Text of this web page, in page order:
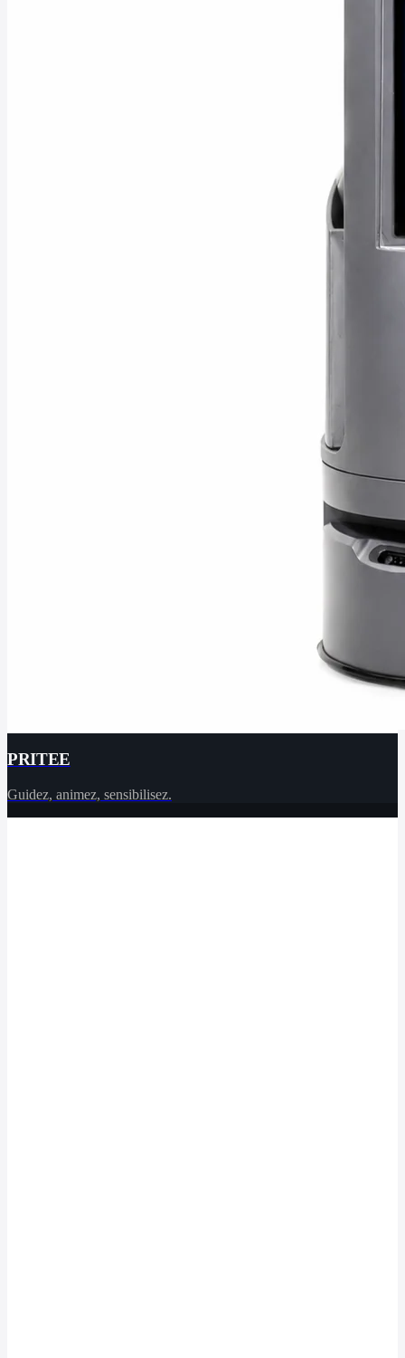
PRITEE
Guidez, animez, sensibilisez.